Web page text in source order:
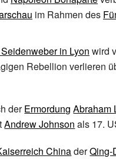
im Rahmen des
in Lyon wird
Rebellion verlieren
derErmordung Abraham
Andrew Johnson als 17.
ChinaderQing-